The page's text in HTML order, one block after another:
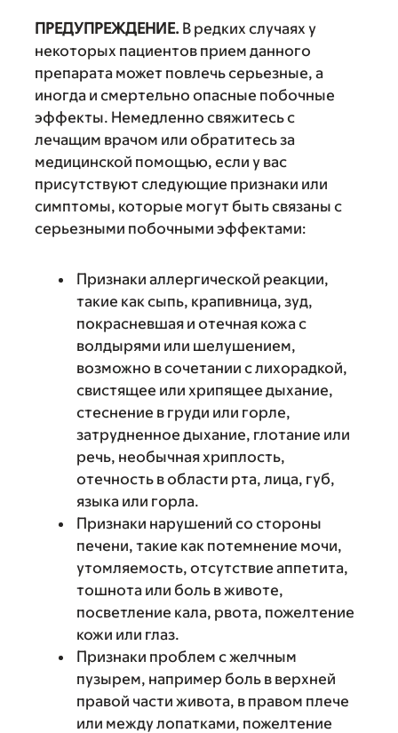
ПРЕДУПРЕЖДЕНИЕ. В редких случаях у
некоторых пациентов прием данного
препарата может повлечь серьезные, а
иногда и смертельно опасные побочные
эффекты. Немедленно свяжитесь с
лечащим врачом или обратитесь за
медицинской помощью, если у вас
присутствуют следующие признаки или
симптомы, которые могут быть связаны с
серьезными побочными эффектами:
Признаки аллергической реакции,
такие как сыпь, крапивница, зуд,
покрасневшая и отечная кожа с
волдырями или шелушением,
возможно в сочетании с лихорадкой,
свистящее или хрипящее дыхание,
стеснение в груди или горле,
затрудненное дыхание, глотание или
речь, необычная хриплость,
отечность в области рта, лица, губ,
языка или горла.
Признаки нарушений со стороны
печени, такие как потемнение мочи,
утомляемость, отсутствие аппетита,
тошнота или боль в животе,
посветление кала, рвота, пожелтение
кожи или глаз.
Признаки проблем с желчным
пузырем, например боль в верхней
правой части живота, в правом плече
или между лопатками, пожелтение